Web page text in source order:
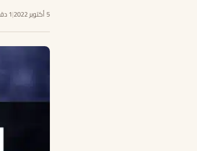
5 أكتوبر 2022 |1 دقائق للقراءة